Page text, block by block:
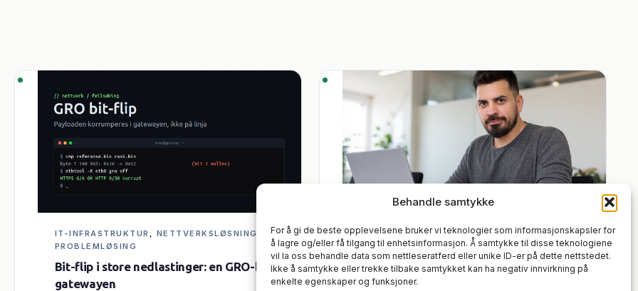
Behandle samtykke
For å gi de beste opplevelsene bruker vi teknologier som informasjonskapsler for
å lagre og/eller få tilgang til enhetsinformasjon. Å samtykke til disse teknologiene
vil la oss behandle data som nettleseratferd eller unike ID-er på dette nettstedet.
Ikke å samtykke eller trekke tilbake samtykket kan ha negativ innvirkning på
enkelte egenskaper og funksjoner.
IT-INFRASTRUKTUR NETTVERKSLØSNINGER
,
PROBLEMLØSING
Bit-flip i store nedlastinger: en GRO-bug i
gatewayen
BACKUP, IT-INFRASTRUKTUR ,
SYSTEMADMINISTRASJON
Speil alle GitHub-repoene dine til en
selvhostet Gitea